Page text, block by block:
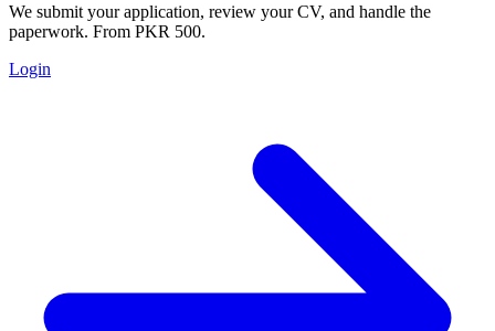
We submit your application, review your CV, and handle the
paperwork. From PKR 500.
Login